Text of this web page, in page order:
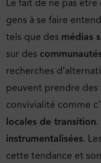
Le fait de ne pas
gens à se faire
tels que des médias
sur des
recherches
peuvent prendre des
convivialité comme
locales de transition
instrumentalisées. Les
cette tendance et